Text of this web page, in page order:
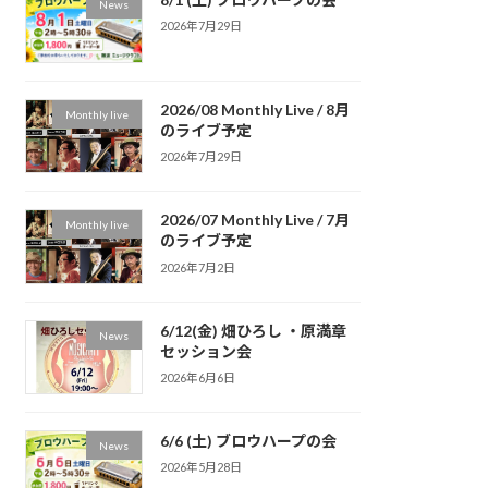
News
2026年7月29日
Monthly live
2026/08 Monthly Live / 8月
のライブ予定
2026年7月29日
Monthly live
2026/07 Monthly Live / 7月
のライブ予定
2026年7月2日
News
6/12(金) 畑ひろし ・原満章
セッション会
2026年6月6日
News 6/6 (土) ブロウハープの会
2026年5月28日